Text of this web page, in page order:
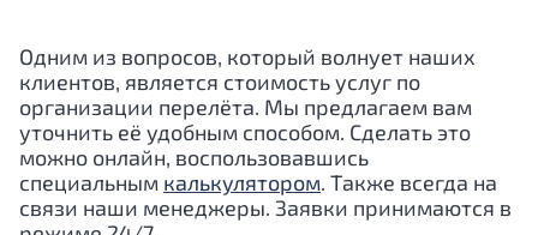
Одним из вопросов, который волнует наших
клиентов, является стоимость услуг по
организации перелёта. Мы предлагаем вам
уточнить её удобным способом. Сделать это
можно онлайн, воспользовавшись
специальным калькулятором. Также всегда на
связи наши менеджеры. Заявки принимаются в